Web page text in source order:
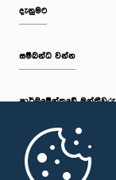
දැනුමට
සම්බන්ධ වන්න
පාර්ලි‌මේන්තුවේ මන්ත්‍රීවරු
මුල් පිටුව